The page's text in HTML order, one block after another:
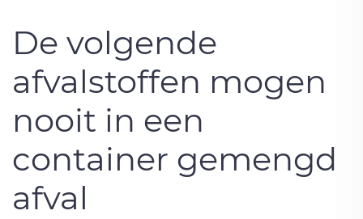
De volgende
afvalstoffen mogen
nooit in een
container gemengd
afval